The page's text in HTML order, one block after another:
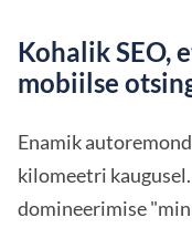
Kohalik SEO,
mobiilse
Enamik
kilomeetri
domineerimise